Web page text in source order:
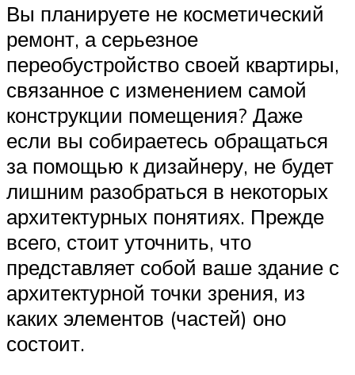
Вы планируете не косметический
ремонт, а серьезное
переобустройство своей квартиры,
связанное с изменением самой
конструкции помещения? Даже
если вы собираетесь обращаться
за помощью к дизайнеру, не будет
лишним разобраться в некоторых
архитектурных понятиях. Прежде
всего, стоит уточнить, что
представляет собой ваше здание с
архитектурной точки зрения, из
каких элементов (частей) оно
состоит.